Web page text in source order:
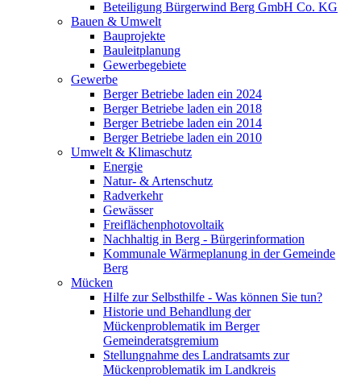
Beteiligung Bürgerwind Berg GmbH Co. KG
Bauen & Umwelt
Bauprojekte
Bauleitplanung
Gewerbegebiete
Gewerbe
Berger Betriebe laden ein 2024
Berger Betriebe laden ein 2018
Berger Betriebe laden ein 2014
Berger Betriebe laden ein 2010
Umwelt & Klimaschutz
Energie
Natur- & Artenschutz
Radverkehr
Gewässer
Freiflächenphotovoltaik
Nachhaltig in Berg - Bürgerinformation
Kommunale Wärmeplanung in der Gemeinde
Berg
Mücken
Hilfe zur Selbsthilfe - Was können Sie tun?
Historie und Behandlung der
Mückenproblematik im Berger
Gemeinderatsgremium
Stellungnahme des Landratsamts zur
Mückenproblematik im Landkreis